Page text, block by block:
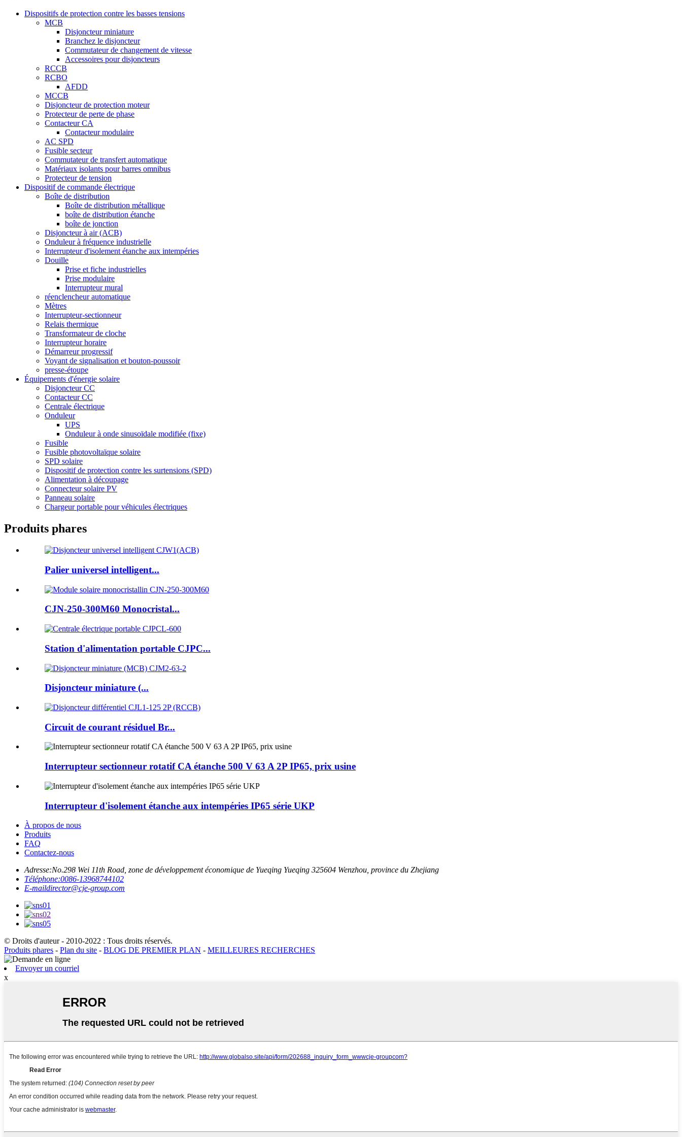
Dispositifs de protection contre les basses tensions
MCB
Disjoncteur miniature
Branchez le disjoncteur
Commutateur de changement de vitesse
Accessoires pour disjoncteurs
RCCB
RCBO
AFDD
MCCB
Disjoncteur de protection moteur
Protecteur de perte de phase
Contacteur CA
Contacteur modulaire
AC SPD
Fusible secteur
Commutateur de transfert automatique
Matériaux isolants pour barres omnibus
Protecteur de tension
Dispositif de commande électrique
Boîte de distribution
Boîte de distribution métallique
boîte de distribution étanche
boîte de jonction
Disjoncteur à air (ACB)
Onduleur à fréquence industrielle
Interrupteur d'isolement étanche aux intempéries
Douille
Prise et fiche industrielles
Prise modulaire
Interrupteur mural
réenclencheur automatique
Mètres
Interrupteur-sectionneur
Relais thermique
Transformateur de cloche
Interrupteur horaire
Démarreur progressif
Voyant de signalisation et bouton-poussoir
presse-étoupe
Équipements d'énergie solaire
Disjoncteur CC
Contacteur CC
Centrale électrique
Onduleur
UPS
Onduleur à onde sinusoïdale modifiée (fixe)
Fusible
Fusible photovoltaïque solaire
SPD solaire
Dispositif de protection contre les surtensions (SPD)
Alimentation à découpage
Connecteur solaire PV
Panneau solaire
Chargeur portable pour véhicules électriques
Produits phares
Palier universel intelligent...
CJN-250-300M60 Monocristal...
Station d'alimentation portable CJPC...
Disjoncteur miniature (...
Circuit de courant résiduel Br...
Interrupteur sectionneur rotatif CA étanche 500 V 63 A 2P IP65, prix usine
Interrupteur d'isolement étanche aux intempéries IP65 série UKP
À propos de nous
Produits
FAQ
Contactez-nous
Adresse:No.298 Wei 11th Road, zone de développement économique de Yueqing Yueqing 325604 Wenzhou, province du Zhejiang
Téléphone:0086-13968744102
E-maildirector@cje-group.com
© Droits d'auteur - 2010-2022 : Tous droits réservés.
Produits phares - Plan du site - BLOG DE PREMIER PLAN - MEILLEURES RECHERCHES
Envoyer un courriel
x